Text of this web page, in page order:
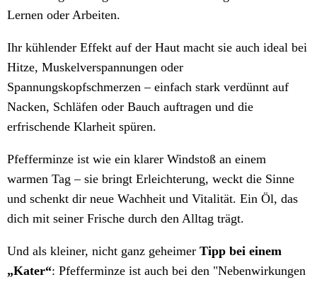
Lernen oder Arbeiten.
Ihr kühlender Effekt auf der Haut macht sie auch ideal bei
Hitze, Muskelverspannungen oder
Spannungskopfschmerzen – einfach stark verdünnt auf
Nacken, Schläfen oder Bauch auftragen und die
erfrischende Klarheit spüren.
Pfefferminze ist wie ein klarer Windstoß an einem
warmen Tag – sie bringt Erleichterung, weckt die Sinne
und schenkt dir neue Wachheit und Vitalität. Ein Öl, das
dich mit seiner Frische durch den Alltag trägt.
Und als kleiner, nicht ganz geheimer Tipp bei einem
„Kater“: Pfefferminze ist auch bei den "Nebenwirkungen